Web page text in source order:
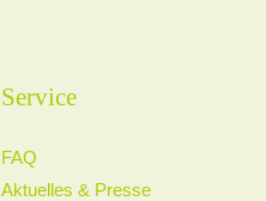
Service
FAQ
Aktuelles & Presse